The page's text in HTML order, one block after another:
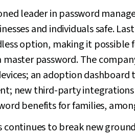
leader in password
and individuals safe.
option, making it possible
password. The
an adoption
new third-party integrations
benefits for families,
continues to break new